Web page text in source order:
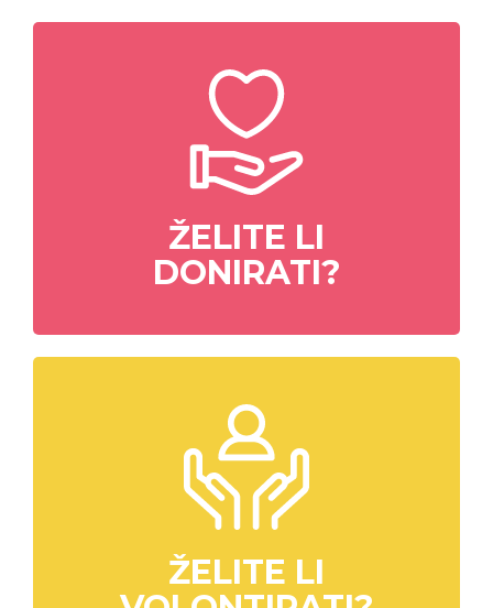
ŽELITE LI
DONIRATI?
ŽELITE LI